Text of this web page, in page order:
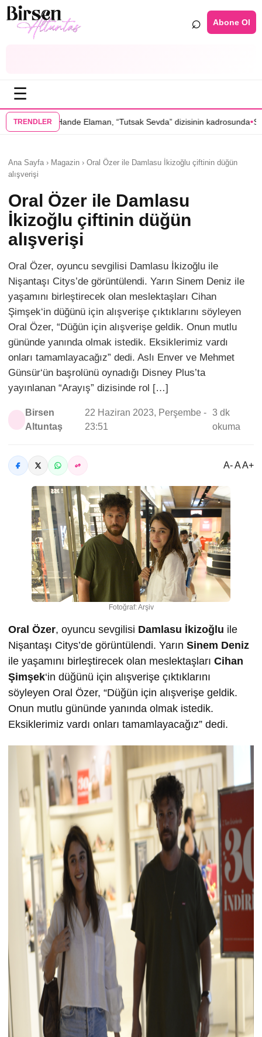
⌕ Abone Ol
☰
TRENDLER
“Tutsak Sevda” dizisinin kadrosunda•Serenay Sarıkaya’lı
Ana Sayfa › Magazin › Oral Özer ile Damlasu İkizoğlu çiftinin düğün
alışverişi
Oral Özer ile Damlasu
İkizoğlu çiftinin düğün
alışverişi
Oral Özer, oyuncu sevgilisi Damlasu İkizoğlu ile
Nişantaşı Citys’de görüntülendi. Yarın Sinem Deniz ile
yaşamını birleştirecek olan meslektaşları Cihan
Şimşek‘in düğünü için alışverişe çıktıklarını söyleyen
Oral Özer, “Düğün için alışverişe geldik. Onun mutlu
gününde yanında olmak istedik. Eksiklerimiz vardı
onları tamamlayacağız” dedi. Aslı Enver ve Mehmet
Günsür‘ün başrolünü oynadığı Disney Plus’ta
yayınlanan “Arayış” dizisinde rol […]
Birsen
Altuntaş
22 Haziran 2023, Perşembe -
23:51
3 dk
okuma
A- A A+
Fotoğraf: Arşiv
Oral Özer, oyuncu sevgilisi Damlasu İkizoğlu ile
Nişantaşı Citys’de görüntülendi. Yarın Sinem Deniz
ile yaşamını birleştirecek olan meslektaşları Cihan
Şimşek‘in düğünü için alışverişe çıktıklarını
söyleyen Oral Özer, “Düğün için alışverişe geldik.
Onun mutlu gününde yanında olmak istedik.
Eksiklerimiz vardı onları tamamlayacağız” dedi.